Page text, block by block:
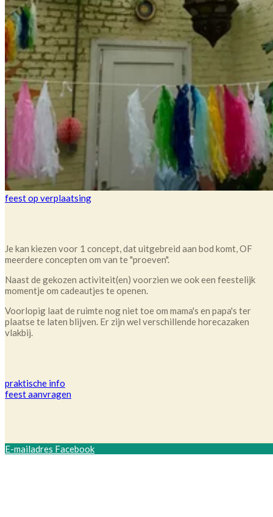
feest op verplaatsing
Je kan kiezen voor 1 concept, dat uitgebreid aan bod komt, OF
meerdere concepten om van te "proeven".
Naast de gekozen activiteit(en) voorzien we ook een feestelijk
momentje om cadeautjes te openen.
Voorlopig laat de ruimte nog niet toe om mama's en papa's ter
plaatse te laten blijven. Er zijn wel verschillende horecazaken
vlakbij.
praktische info
feest aanvragen
E-mailadres Facebook